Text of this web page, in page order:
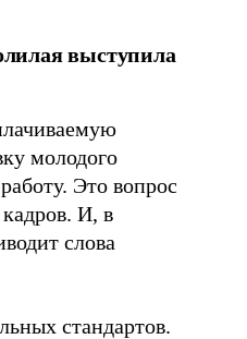
выступила
молодого
Это вопрос
И, в
слова
стандартов.